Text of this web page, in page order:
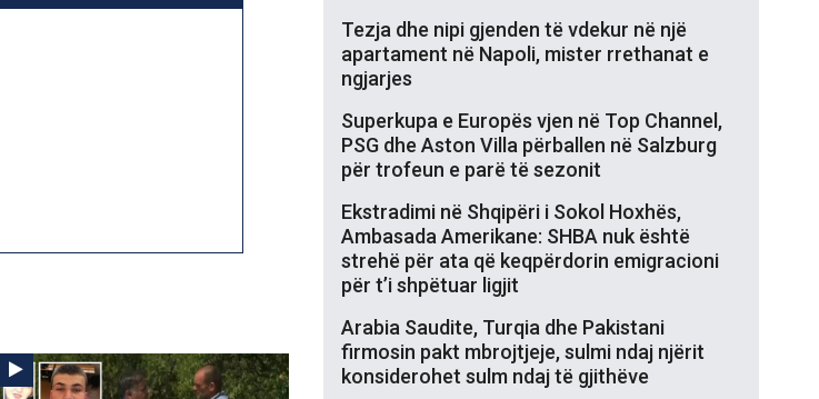
Tezja dhe nipi gjenden të vdekur në një
apartament në Napoli, mister rrethanat e
ngjarjes
Superkupa e Europës vjen në Top Channel,
PSG dhe Aston Villa përballen në Salzburg
për trofeun e parë të sezonit
Ekstradimi në Shqipëri i Sokol Hoxhës,
Ambasada Amerikane: SHBA nuk është
strehë për ata që keqpërdorin emigracioni
për t’i shpëtuar ligjit
Arabia Saudite, Turqia dhe Pakistani
firmosin pakt mbrojtjeje, sulmi ndaj njërit
konsiderohet sulm ndaj të gjithëve